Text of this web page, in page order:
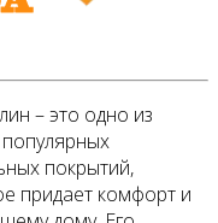
– это одно из
покрытий,
придает комфорт и